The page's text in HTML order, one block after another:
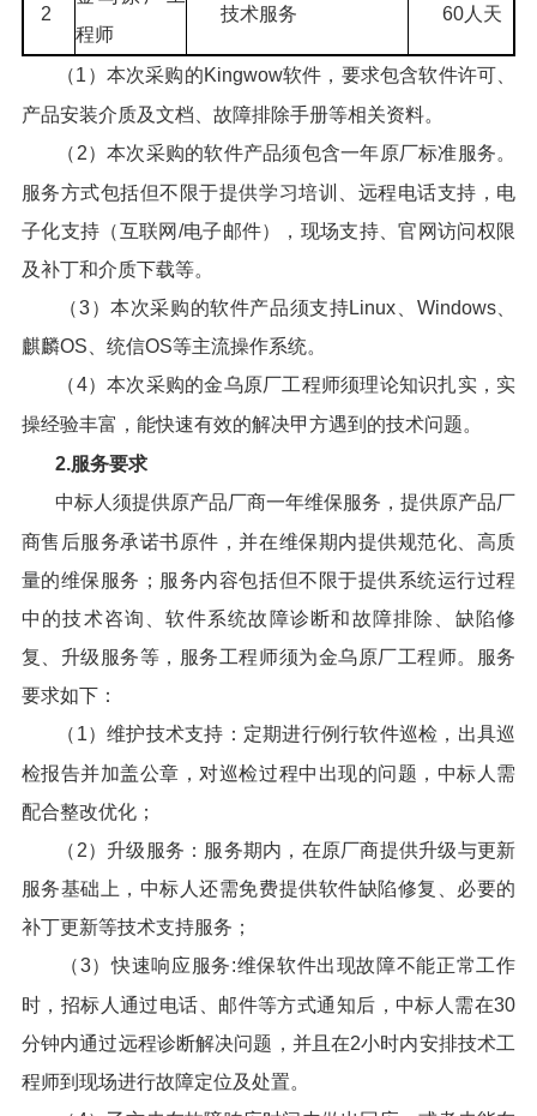
2
程师
技术服务 60人天
（1）本次采购的Kingwow软件，要求包含软件许可、
产品安装介质及文档、故障排除手册等相关资料。
（2）本次采购的软件产品须包含一年原厂标准服务。
服务方式包括但不限于提供学习培训、远程电话支持，电
子化支持（互联网/电子邮件），现场支持、官网访问权限
及补丁和介质下载等。
（3）本次采购的软件产品须支持Linux、Windows、
麒麟OS、统信OS等主流操作系统。
（4）本次采购的金乌原厂工程师须理论知识扎实，实
操经验丰富，能快速有效的解决甲方遇到的技术问题。
2.服务要求
中标人须提供原产品厂商一年维保服务，提供原产品厂
商售后服务承诺书原件，并在维保期内提供规范化、高质
量的维保服务；服务内容包括但不限于提供系统运行过程
中的技术咨询、软件系统故障诊断和故障排除、缺陷修
复、升级服务等，服务工程师须为金乌原厂工程师。服务
要求如下：
（1）维护技术支持：定期进行例行软件巡检，出具巡
检报告并加盖公章，对巡检过程中出现的问题，中标人需
配合整改优化；
（2）升级服务：服务期内，在原厂商提供升级与更新
服务基础上，中标人还需免费提供软件缺陷修复、必要的
补丁更新等技术支持服务；
（3）快速响应服务:维保软件出现故障不能正常工作
时，招标人通过电话、邮件等方式通知后，中标人需在30
分钟内通过远程诊断解决问题，并且在2小时内安排技术工
程师到现场进行故障定位及处置。